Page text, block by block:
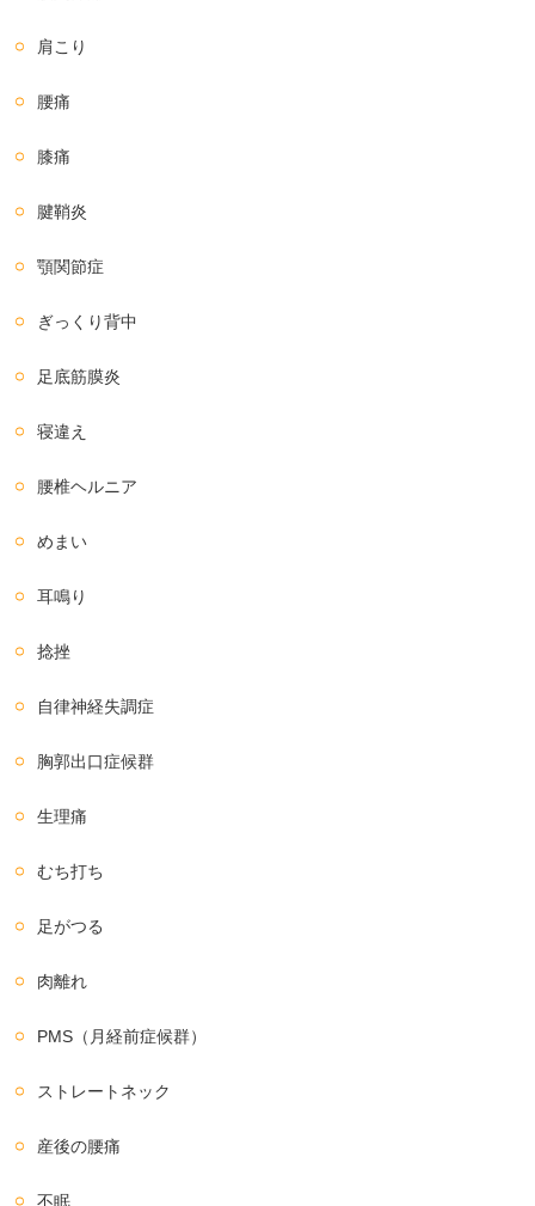
肩こり
腰痛
膝痛
腱鞘炎
顎関節症
ぎっくり背中
足底筋膜炎
寝違え
腰椎ヘルニア
めまい
耳鳴り
捻挫
自律神経失調症
胸郭出口症候群
生理痛
むち打ち
足がつる
肉離れ
PMS（月経前症候群）
ストレートネック
産後の腰痛
不眠